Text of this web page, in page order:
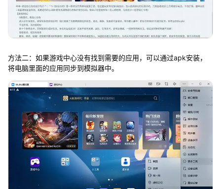
方法二：如果游戏中心没有找到需要的应用，可以通过apk安装，
将电脑里面的应用同步到模拟器中。